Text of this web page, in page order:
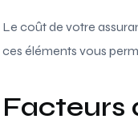
Le coût de votre
ces éléments vous
Facteurs